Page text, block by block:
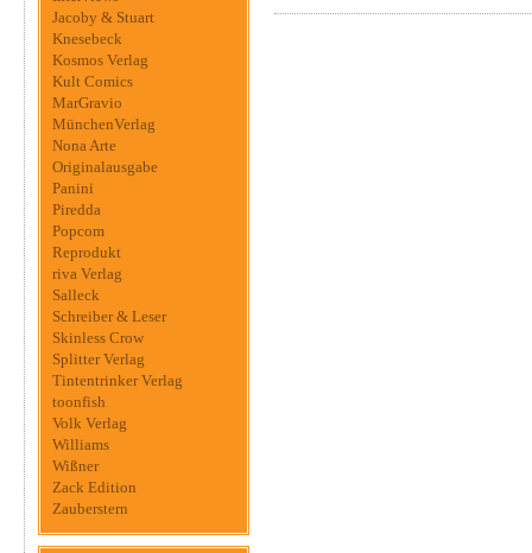
Jacoby & Stuart
Knesebeck
Kosmos Verlag
Kult Comics
MarGravio
MünchenVerlag
Nona Arte
Originalausgabe
Panini
Piredda
Popcom
Reprodukt
riva Verlag
Salleck
Schreiber & Leser
Skinless Crow
Splitter Verlag
Tintentrinker Verlag
toonfish
Volk Verlag
Williams
Wißner
Zack Edition
Zauberstern